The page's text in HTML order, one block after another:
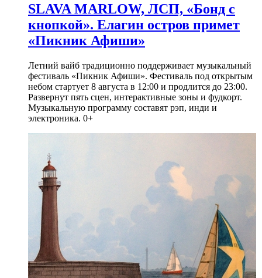
SLAVA MARLOW, ЛСП, «Бонд с
кнопкой». Елагин остров примет
«Пикник Афиши»
Летний вайб традиционно поддерживает музыкальный
фестиваль «Пикник Афиши». Фестиваль под открытым
небом стартует 8 августа в 12:00 и продлится до 23:00.
Развернут пять сцен, интерактивные зоны и фудкорт.
Музыкальную программу составят рэп, инди и
электроника. 0+